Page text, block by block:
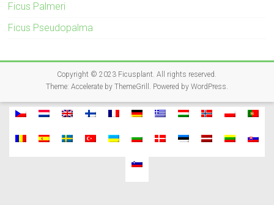
Ficus Palmeri
Ficus Pseudopalma
Copyright © 2023 Ficusplant. All rights reserved.
Theme: Accelerateby ThemeGrill. Powered by WordPress.